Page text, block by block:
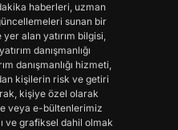
haberleri, uzman
sunan bir
alan yatırım bilgisi,
danışmanlığı
danışmanlığı hizmeti,
kişilerin risk ve getiri
kişiye özel olarak
veya e-bültenlerimiz
ve grafiksel dahil olmak